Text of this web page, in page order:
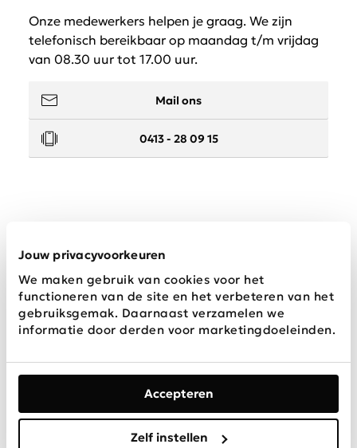
Jouw privacyvoorkeuren
We maken gebruik van cookies voor het
functioneren van de site en het verbeteren van het
gebruiksgemak. Daarnaast verzamelen we
informatie door derden voor marketingdoeleinden.
Accepteren
Zelf instellen
Onze medewerkers helpen je graag. We zijn
telefonisch bereikbaar op maandag t/m vrijdag
van 08.30 uur tot 17.00 uur.
Mail ons
0413 - 28 09 15
Wij zijn Schijvens mode
Algemene
Privacy &
Cookies
Disclaimer